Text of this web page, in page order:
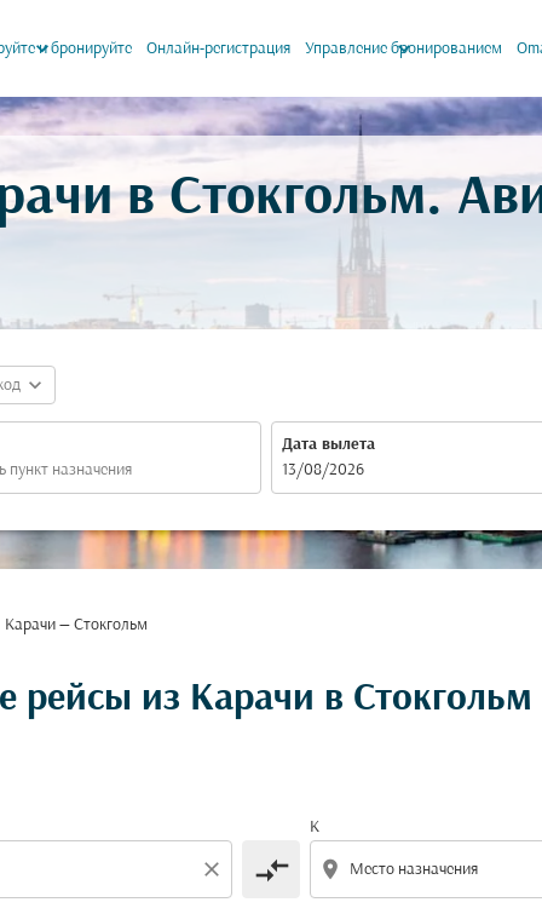
и бронируйте
keyboard_arrow_down Онлайн-регистрация Управление бронированием
keyboard_arrow_down
в Стокгольм.
expand_more
Дата вылета
fc-booking-departure-date-aria-label
13/08/2026
Карачи — Стокгольм
из Карачи в Стокгольм
close compare_arrows
К
location_on
и/или пункт назначения) или укажите